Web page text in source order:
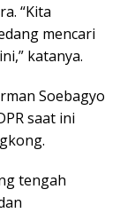
“Kita
mencari
katanya.
Soebagyo
saat ini
tengah